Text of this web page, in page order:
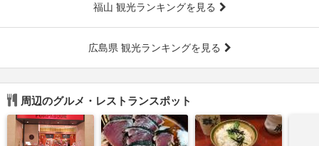
福山 観光ランキングを見る
広島県 観光ランキングを見る
周辺のグルメ・レストランスポット